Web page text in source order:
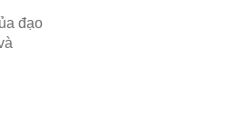
đạo